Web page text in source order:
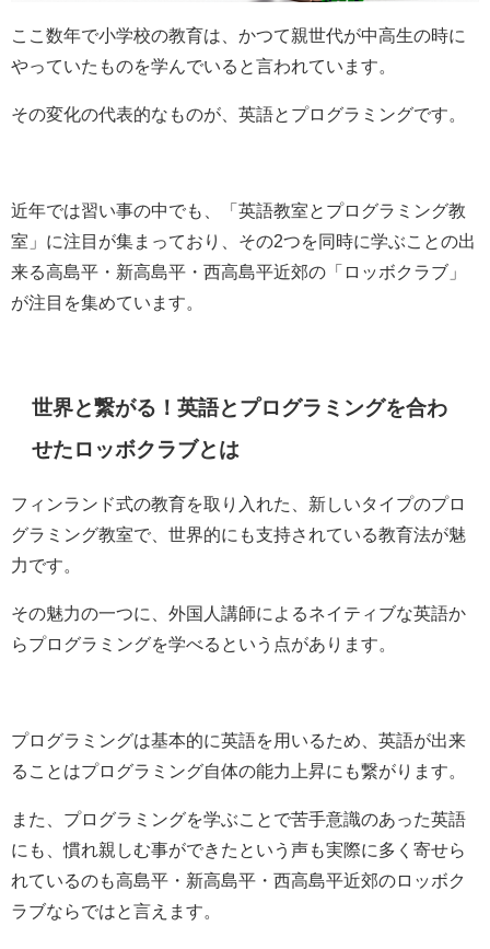
ここ数年で小学校の教育は、かつて親世代が中高生の時に
やっていたものを学んでいると言われています。
その変化の代表的なものが、英語とプログラミングです。
近年では習い事の中でも、「英語教室とプログラミング教
室」に注目が集まっており、その2つを同時に学ぶことの出
来る高島平・新高島平・西高島平近郊の「ロッボクラブ」
が注目を集めています。
世界と繋がる！英語とプログラミングを合わ
せたロッボクラブとは
フィンランド式の教育を取り入れた、新しいタイプのプロ
グラミング教室で、世界的にも支持されている教育法が魅
力です。
その魅力の一つに、外国人講師によるネイティブな英語か
らプログラミングを学べるという点があります。
プログラミングは基本的に英語を用いるため、英語が出来
ることはプログラミング自体の能力上昇にも繋がります。
また、プログラミングを学ぶことで苦手意識のあった英語
にも、慣れ親しむ事ができたという声も実際に多く寄せら
れているのも高島平・新高島平・西高島平近郊のロッボク
ラブならではと言えます。